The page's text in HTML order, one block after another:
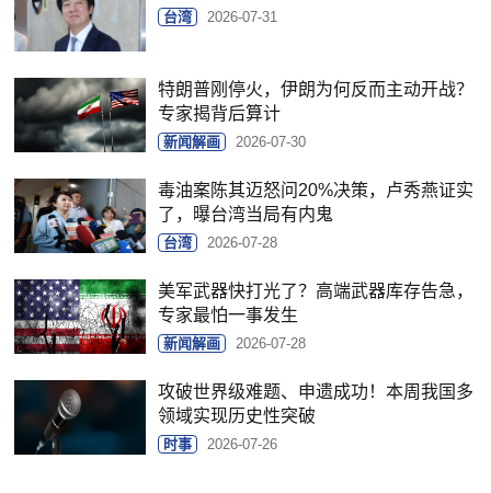
台湾 2026-07-31
特朗普刚停火，伊朗为何反而主动开战？
专家揭背后算计
新闻解画 2026-07-30
毒油案陈其迈怒问20%决策，卢秀燕证实
了，曝台湾当局有内鬼
台湾 2026-07-28
美军武器快打光了？高端武器库存告急，
专家最怕一事发生
新闻解画 2026-07-28
攻破世界级难题、申遗成功！本周我国多
领域实现历史性突破
时事 2026-07-26